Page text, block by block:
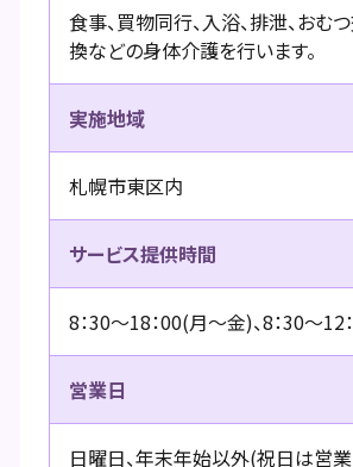
食事、買物同行、入浴、排泄、おむ
換などの身体介護を行います。
実施地域
札幌市東区内
サービス提供時間
8：30～18：00(月～金)、8：30～12
営業日
日曜日、年末年始以外(祝日は営